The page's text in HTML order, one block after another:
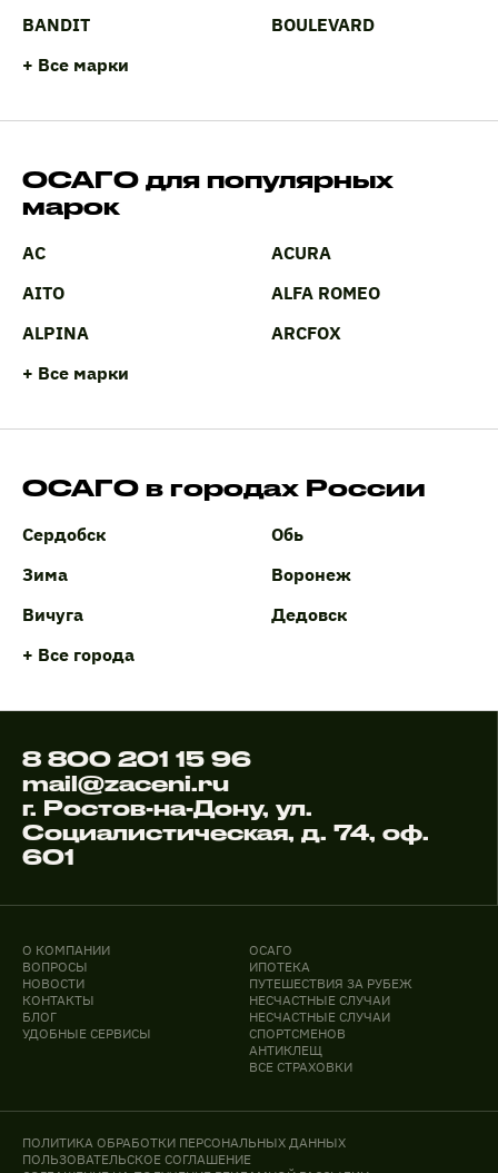
BANDIT
BOULEVARD
+ Все марки
ОСАГО для популярных
марок
AC
ACURA
AITO
ALFA ROMEO
ALPINA
ARCFOX
+ Все марки
ОСАГО в городах России
Сердобск
Обь
Зима
Воронеж
Вичуга
Дедовск
+ Все города
8 800 201 15 96
mail@zaceni.ru
г. Ростов-на-Дону, ул.
Социалистическая, д. 74, оф.
601
О КОМПАНИИ
ВОПРОСЫ
НОВОСТИ
КОНТАКТЫ
БЛОГ
УДОБНЫЕ СЕРВИСЫ
ОСАГО
ИПОТЕКА
ПУТЕШЕСТВИЯ ЗА РУБЕЖ
НЕСЧАСТНЫЕ СЛУЧАИ
НЕСЧАСТНЫЕ СЛУЧАИ
СПОРТСМЕНОВ
АНТИКЛЕЩ
ВСЕ СТРАХОВКИ
ПОЛИТИКА ОБРАБОТКИ ПЕРСОНАЛЬНЫХ ДАННЫХ
ПОЛЬЗОВАТЕЛЬСКОЕ СОГЛАШЕНИЕ